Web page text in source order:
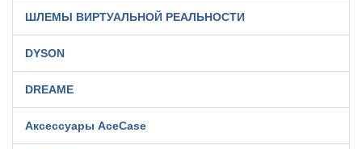
ШЛЕМЫ ВИРТУАЛЬНОЙ РЕАЛЬНОСТИ
DYSON
DREAME
Аксессуары AceCase